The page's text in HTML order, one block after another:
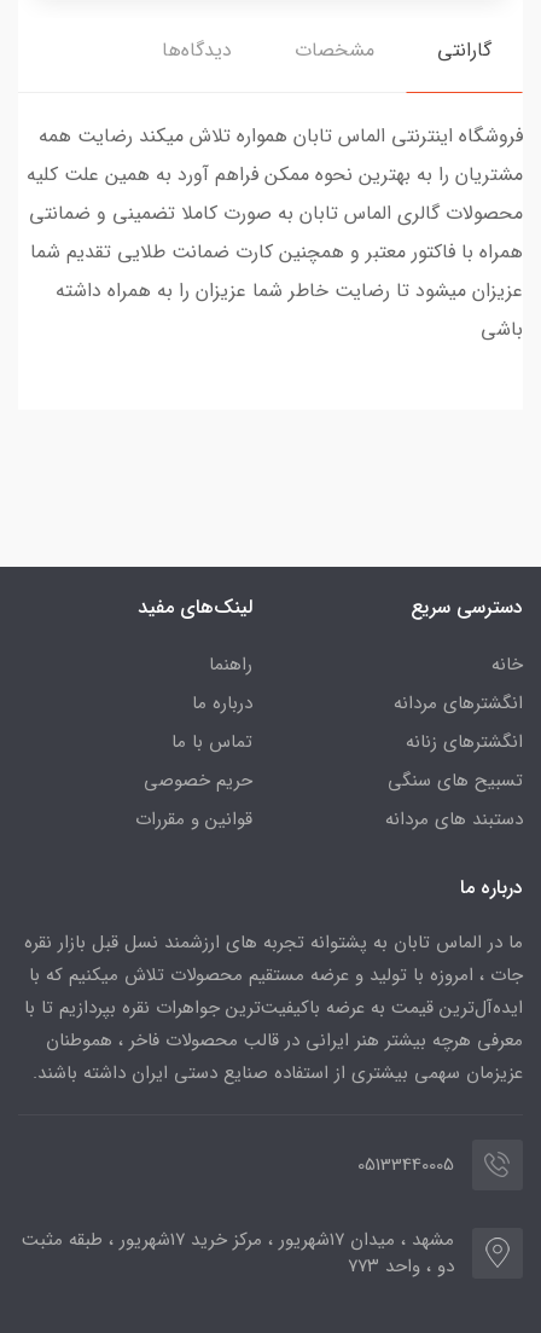
گارانتی مشخصات دیدگاه‌ها
فروشگاه اینترنتی الماس تابان همواره تلاش میکند رضایت همه
مشتریان را به بهترین نحوه ممکن فراهم آورد به همین علت کلیه
محصولات گالری الماس تابان به صورت کاملا تضمینی و ضمانتی
همراه با فاکتور معتبر و همچنین کارت ضمانت طلایی تقدیم شما
عزیزان میشود تا رضایت خاطر شما عزیزان را به همراه داشته
باشی
دسترسی سریع
خانه
انگشترهای مردانه
انگشترهای زنانه
تسبیح های سنگی
دستبند های مردانه
لینک‌های مفید
راهنما
درباره ما
تماس با ما
حریم خصوصی
قوانین و مقررات
درباره ما
ما در الماس تابان به پشتوانه تجربه های ارزشمند نسل قبل بازار نقره
جات ، امروزه با تولید و عرضه مستقیم محصولات تلاش میکنیم که با
ایده‌آل‌ترین قیمت به عرضه باکیفیت‌ترین جواهرات نقره بپردازیم تا با
معرفی هرچه بیشتر هنر ایرانی در قالب محصولات فاخر ، هموطنان
عزیزمان سهمی بیشتری از استفاده صنایع دستی ایران داشته باشند.
05133440005
مشهد ، میدان ۱۷شهریور ، مرکز خرید ۱۷شهریور ، طبقه مثبت
دو ، واحد ۷۷۳